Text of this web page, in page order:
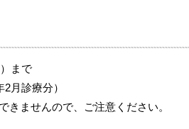
まで
月診療分）
ませんので、ご注意ください。